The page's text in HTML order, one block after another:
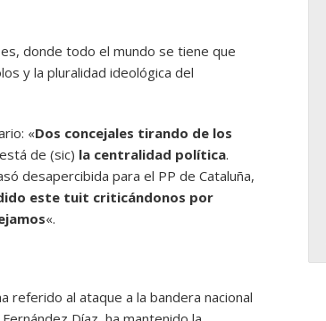
donde todo el mundo se tiene que
y la pluralidad ideológica del
«Dos concejales tirando de los
de (sic) la centralidad política.
desapercibida para el PP de Cataluña,
este tuit criticándonos por
«.
referido al ataque a la bandera nacional